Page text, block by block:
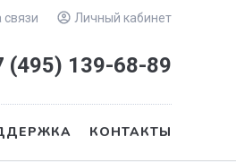
Личный кабинет
(495) 139-68-89
КОНТАКТЫ